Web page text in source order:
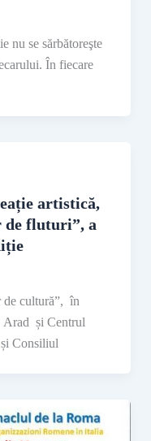
nu se sărbătoreşte
În fiecare
artistică,
de fluturi”, a
de cultură”, în
Arad și Centrul
Consiliul